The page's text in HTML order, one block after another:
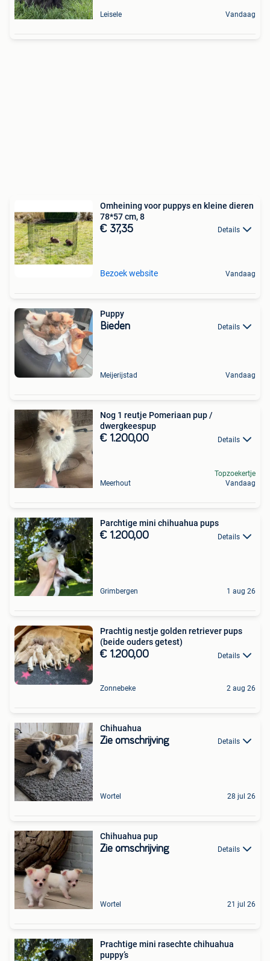
Leisele Vandaag
Omheining voor puppys en kleine dieren
78*57 cm, 8
€ 37,35 Details
Bezoek website Vandaag
Puppy
Bieden Details
Meijerijstad Vandaag
Nog 1 reutje Pomeriaan pup /
dwergkeespup
€ 1.200,00 Details
Meerhout
Topzoekertje
Vandaag
Parchtige mini chihuahua pups
€ 1.200,00 Details
Grimbergen 1 aug 26
Prachtig nestje golden retriever pups
(beide ouders getest)
€ 1.200,00 Details
Zonnebeke 2 aug 26
Chihuahua
Zie omschrijving Details
Wortel 28 jul 26
Chihuahua pup
Zie omschrijving Details
Wortel 21 jul 26
Prachtige mini rasechte chihuahua
puppy’s